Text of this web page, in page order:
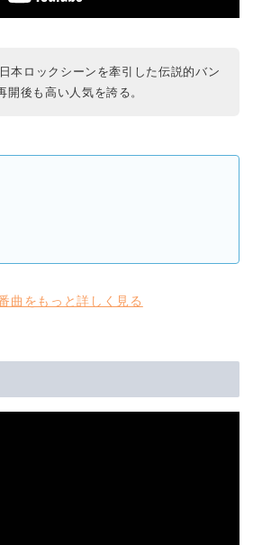
本ロックシーンを牽引した伝説的バン
開後も高い人気を誇る。
曲をもっと詳しく見る